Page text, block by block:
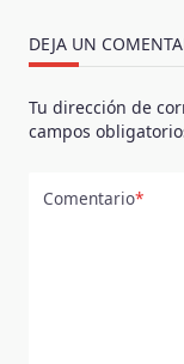
DEJA UN
Tu dirección de
campos
Comentario*